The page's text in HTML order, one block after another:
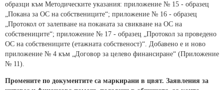
образци към Методическите указания: приложение № 15 - образец
„Покана за ОС на собствениците“; приложение № 16 - образец
„Протокол от залепване на поканата за свикване на ОС на
собствениците“; приложение № 17 - образец „Протокол за проведено
ОС на собствениците (етажната собственост)“. Добавено е и ново
приложение № 4 към „Договор за целево финансиране“ (Приложение
№ 11).
Промените по документите са маркирани в цвят. Заявления за